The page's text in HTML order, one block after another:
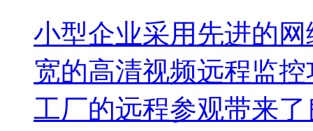
小型企业采用先进的
宽的高清视频远程监
工厂的远程参观带来